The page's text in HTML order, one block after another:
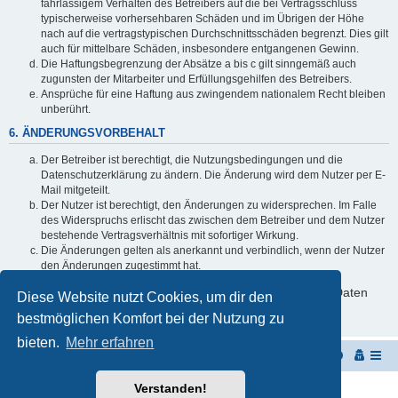
Diese Website nutzt Cookies, um dir den
bestmöglichen Komfort bei der Nutzung zu
bieten. Mehr erfahren
Verstanden!
fahrlässigem Verhalten des Betreibers auf die bei Vertragsschluss
typischerweise vorhersehbaren Schäden und im Übrigen der Höhe
nach auf die vertragstypischen Durchschnittsschäden begrenzt. Dies gilt
auch für mittelbare Schäden, insbesondere entgangenen Gewinn.
Die Haftungsbegrenzung der Absätze a bis c gilt sinngemäß auch
zugunsten der Mitarbeiter und Erfüllungsgehilfen des Betreibers.
Ansprüche für eine Haftung aus zwingendem nationalem Recht bleiben
unberührt.
6. ÄNDERUNGSVORBEHALT
Der Betreiber ist berechtigt, die Nutzungsbedingungen und die
Datenschutzerklärung zu ändern. Die Änderung wird dem Nutzer per E-
Mail mitgeteilt.
Der Nutzer ist berechtigt, den Änderungen zu widersprechen. Im Falle
des Widerspruchs erlischt das zwischen dem Betreiber und dem Nutzer
bestehende Vertragsverhältnis mit sofortiger Wirkung.
Die Änderungen gelten als anerkannt und verbindlich, wenn der Nutzer
den Änderungen zugestimmt hat.
Informationen über den Umgang mit deinen persönlichen Daten
sind in der Datenschutzerklärung enthalten.
Powered byphpBB® Forum Software © phpBB Limited